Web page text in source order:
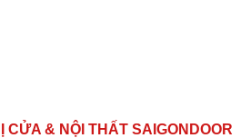
CỬA & NỘI THẤT SAIGONDOOR